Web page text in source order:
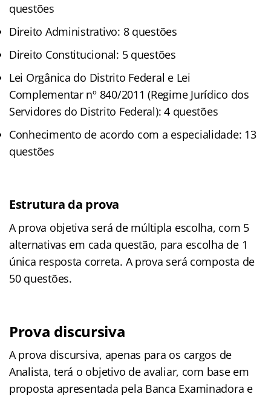
questões
Direito Administrativo: 8 questões
Direito Constitucional: 5 questões
Lei Orgânica do Distrito Federal e Lei
Complementar nº 840/2011 (Regime Jurídico dos
Servidores do Distrito Federal): 4 questões
Conhecimento de acordo com a especialidade: 13
questões
Estrutura da prova
A prova objetiva será de múltipla escolha, com 5
alternativas em cada questão, para escolha de 1
única resposta correta. A prova será composta de
50 questões.
Prova discursiva
A prova discursiva, apenas para os cargos de
Analista, terá o objetivo de avaliar, com base em
proposta apresentada pela Banca Examinadora e